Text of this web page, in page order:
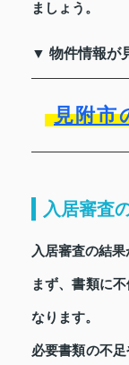
ましょう。
▼ 物件情報が
見附市
入居審査
入居審査の結果
まず、書類に
なります。
必要書類の不